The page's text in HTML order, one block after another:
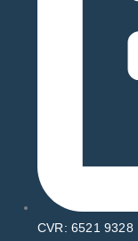
CVR: 6521 9328